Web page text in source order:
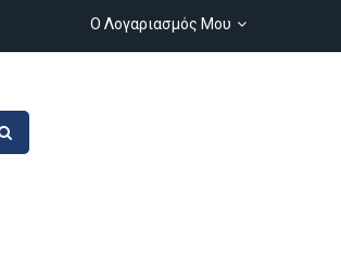
Ο Λογαριασμός Μου